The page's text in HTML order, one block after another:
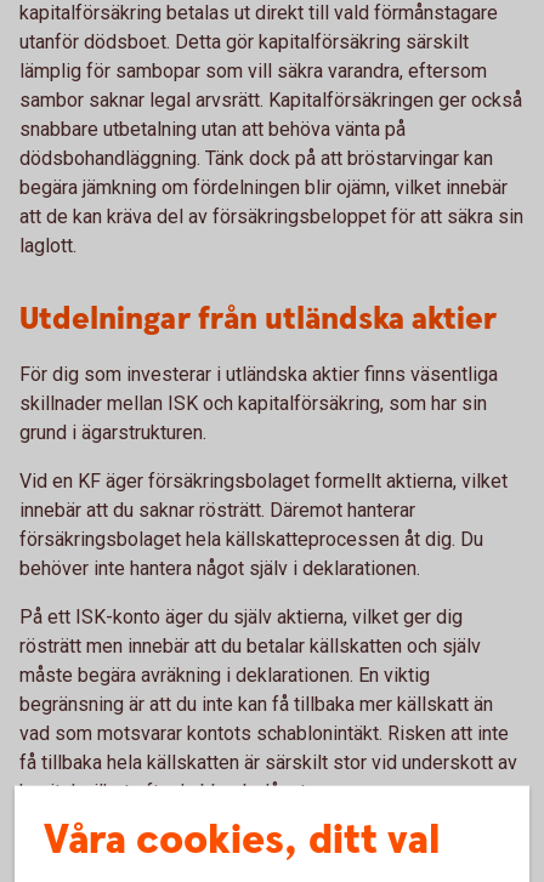
kapitalförsäkring betalas ut direkt till vald förmånstagare
utanför dödsboet. Detta gör kapitalförsäkring särskilt
lämplig för sambopar som vill säkra varandra, eftersom
sambor saknar legal arvsrätt. Kapitalförsäkringen ger också
snabbare utbetalning utan att behöva vänta på
dödsbohandläggning. Tänk dock på att bröstarvingar kan
begära jämkning om fördelningen blir ojämn, vilket innebär
att de kan kräva del av försäkringsbeloppet för att säkra sin
laglott.
Utdelningar från utländska aktier
För dig som investerar i utländska aktier finns väsentliga
skillnader mellan ISK och kapitalförsäkring, som har sin
grund i ägarstrukturen.
Vid en KF äger försäkringsbolaget formellt aktierna, vilket
innebär att du saknar rösträtt. Däremot hanterar
försäkringsbolaget hela källskatteprocessen åt dig. Du
behöver inte hantera något själv i deklarationen.
På ett ISK-konto äger du själv aktierna, vilket ger dig
rösträtt men innebär att du betalar källskatten och själv
måste begära avräkning i deklarationen. En viktig
begränsning är att du inte kan få tillbaka mer källskatt än
vad som motsvarar kontots schablonintäkt. Risken att inte
få tillbaka hela källskatten är särskilt stor vid underskott av
kapital, vilket ofta drabbar bolånetagare.
Ränteavdrag vid
Våra cookies, ditt val